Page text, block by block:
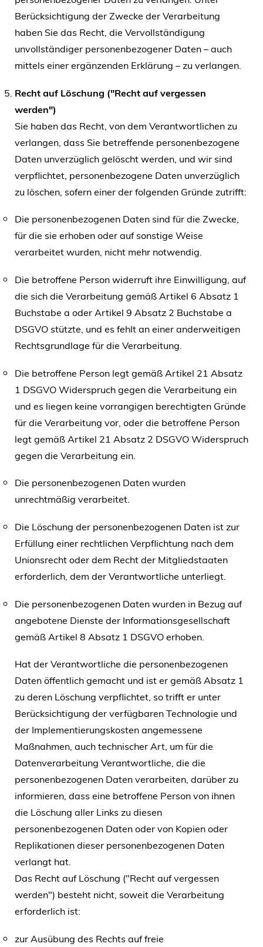
Berücksichtigung der Zwecke der Verarbeitung
haben Sie das Recht, die Vervollständigung
unvollständiger personenbezogener Daten – auch
mittels einer ergänzenden Erklärung – zu verlangen.
Recht auf Löschung ("Recht auf vergessen
werden")
Sie haben das Recht, von dem Verantwortlichen zu
verlangen, dass Sie betreffende personenbezogene
Daten unverzüglich gelöscht werden, und wir sind
verpflichtet, personenbezogene Daten unverzüglich
zu löschen, sofern einer der folgenden Gründe zutrifft:
Die personenbezogenen Daten sind für die Zwecke,
für die sie erhoben oder auf sonstige Weise
verarbeitet wurden, nicht mehr notwendig.
Die betroffene Person widerruft ihre Einwilligung, auf
die sich die Verarbeitung gemäß Artikel 6 Absatz 1
Buchstabe a oder Artikel 9 Absatz 2 Buchstabe a
DSGVO stützte, und es fehlt an einer anderweitigen
Rechtsgrundlage für die Verarbeitung.
Die betroffene Person legt gemäß Artikel 21 Absatz
1 DSGVO Widerspruch gegen die Verarbeitung ein
und es liegen keine vorrangigen berechtigten Gründe
für die Verarbeitung vor, oder die betroffene Person
legt gemäß Artikel 21 Absatz 2 DSGVO Widerspruch
gegen die Verarbeitung ein.
Die personenbezogenen Daten wurden
unrechtmäßig verarbeitet.
Die Löschung der personenbezogenen Daten ist zur
Erfüllung einer rechtlichen Verpflichtung nach dem
Unionsrecht oder dem Recht der Mitgliedstaaten
erforderlich, dem der Verantwortliche unterliegt.
Die personenbezogenen Daten wurden in Bezug auf
angebotene Dienste der Informationsgesellschaft
gemäß Artikel 8 Absatz 1 DSGVO erhoben.
Hat der Verantwortliche die personenbezogenen
Daten öffentlich gemacht und ist er gemäß Absatz 1
zu deren Löschung verpflichtet, so trifft er unter
Berücksichtigung der verfügbaren Technologie und
der Implementierungskosten angemessene
Maßnahmen, auch technischer Art, um für die
Datenverarbeitung Verantwortliche, die die
personenbezogenen Daten verarbeiten, darüber zu
informieren, dass eine betroffene Person von ihnen
die Löschung aller Links zu diesen
personenbezogenen Daten oder von Kopien oder
Replikationen dieser personenbezogenen Daten
verlangt hat.
Das Recht auf Löschung ("Recht auf vergessen
werden") besteht nicht, soweit die Verarbeitung
erforderlich ist:
zur Ausübung des Rechts auf freie